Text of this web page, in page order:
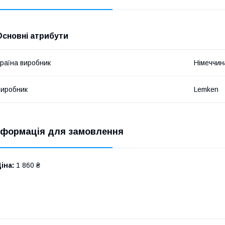
атрибути
виробник
Lemken
для замовлення
1 860 ₴